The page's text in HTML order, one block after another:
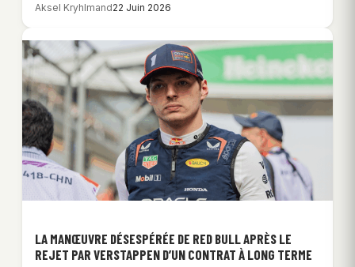
Aksel Kryhlmand22 Juin 2026
LA MANŒUVRE DÉSESPÉRÉE DE RED BULL APRÈS LE
REJET PAR VERSTAPPEN D’UN CONTRAT À LONG TERME